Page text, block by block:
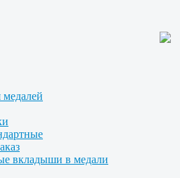
вкладыши в медали